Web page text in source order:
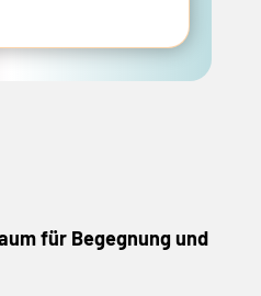
für Begegnung und